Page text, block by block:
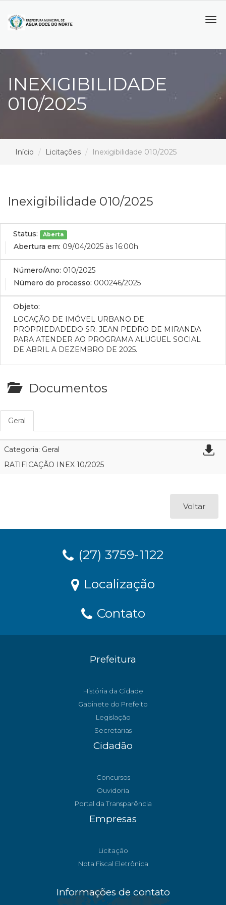
INEXIGIBILIDADE
010/2025
Início Licitações Inexigibilidade 010/2025
Inexigibilidade 010/2025
Status: Aberta
Abertura em: 09/04/2025 às 16:00h
Número/Ano: 010/2025
Número do processo: 000246/2025
Objeto:
LOCAÇÃO DE IMÓVEL URBANO DE
PROPRIEDADEDO SR. JEAN PEDRO DE MIRANDA
PARA ATENDER AO PROGRAMA ALUGUEL SOCIAL
DE ABRIL A DEZEMBRO DE 2025.
Documentos
Geral
Categoria: Geral
RATIFICAÇÃO INEX 10/2025
Voltar
(27) 3759-1122
Localização
Contato
Prefeitura
História da Cidade
Gabinete do Prefeito
Legislação
Secretarias
Cidadão
Concursos
Ouvidoria
Portal da Transparência
Empresas
Licitação
Nota Fiscal Eletrônica
Informações de contato